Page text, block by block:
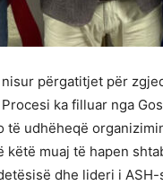
përgatitjet për
ka filluar nga
të udhëheqë
këtë muaj të hapen
dhe lideri i